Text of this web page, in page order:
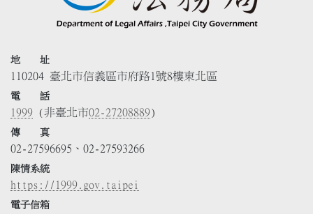
地 址
110204 臺北市信義區市府路1號8樓東北區
電 話
1999 (非臺北市02-27208889)
傳 真
02-27596695、02-27593266
陳情系統
https://1999.gov.taipei
電子信箱